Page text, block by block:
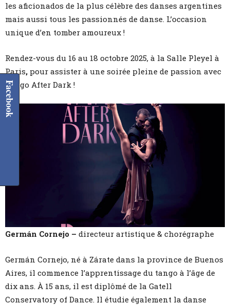
les aficionados de la plus célèbre des danses argentines
mais aussi tous les passionnés de danse. L’occasion
unique d’en tomber amoureux !
Rendez-vous du 16 au 18 octobre 2025, à la Salle Pleyel à
Paris, pour assister à une soirée pleine de passion avec
Tango After Dark !
Germán Cornejo – directeur artistique & chorégraphe
Germán Cornejo, né à Zárate dans la province de Buenos
Aires, il commence l’apprentissage du tango à l’âge de
dix ans. À 15 ans, il est diplômé de la Gatell
Conservatory of Dance. Il étudie également la danse
Facebook